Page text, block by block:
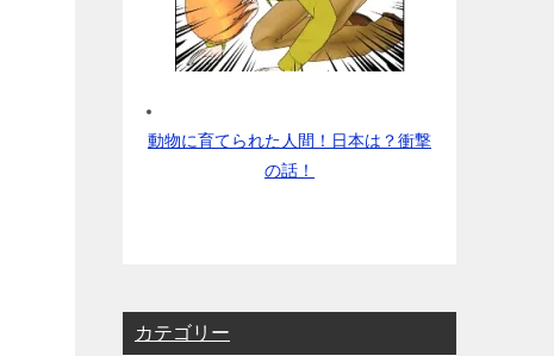
動物に育てられた人間！日本は？衝撃
の話！
カテゴリー